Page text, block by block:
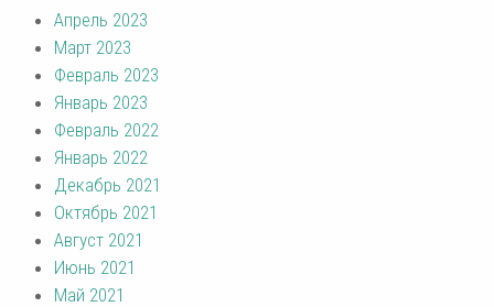
Апрель 2023
Март 2023
Февраль 2023
Январь 2023
Февраль 2022
Январь 2022
Декабрь 2021
Октябрь 2021
Август 2021
Июнь 2021
Май 2021